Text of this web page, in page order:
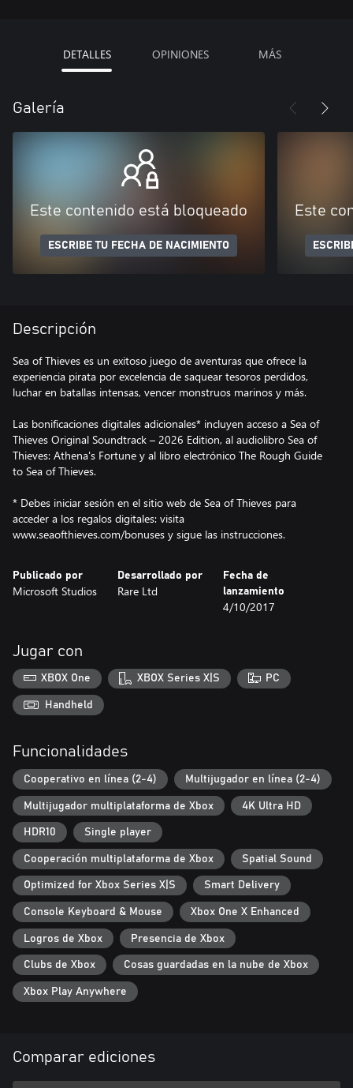
DETALLES OPINIONES MÁS
Galería
Este contenido está bloqueado
ESCRIBE TU FECHA DE NACIMIENTO
Este
Descripción
Sea of Thieves es un exitoso juego de aventuras que ofrece la
experiencia pirata por excelencia de saquear tesoros perdidos,
luchar en batallas intensas, vencer monstruos marinos y más.
Las bonificaciones digitales adicionales* incluyen acceso a Sea of
Thieves Original Soundtrack – 2026 Edition, al audiolibro Sea of
Thieves: Athena's Fortune y al libro electrónico The Rough Guide
to Sea of Thieves.
* Debes iniciar sesión en el sitio web de Sea of Thieves para
acceder a los regalos digitales: visita
www.seaofthieves.com/bonuses y sigue las instrucciones.
Publicado por
Microsoft Studios
Desarrollado por
Rare Ltd
Fecha de
lanzamiento
4/10/2017
Jugar con
XBOX One XBOX Series X|S PC
Handheld
Funcionalidades
Cooperativo en línea (2-4) Multijugador en línea (2-4)
Multijugador multiplataforma de Xbox 4K Ultra HD
HDR10 Single player
Cooperación multiplataforma de Xbox Spatial Sound
Optimized for Xbox Series X|S Smart Delivery
Console Keyboard & Mouse Xbox One X Enhanced
Logros de Xbox Presencia de Xbox
Clubs de Xbox Cosas guardadas en la nube de Xbox
Xbox Play Anywhere
Comparar ediciones